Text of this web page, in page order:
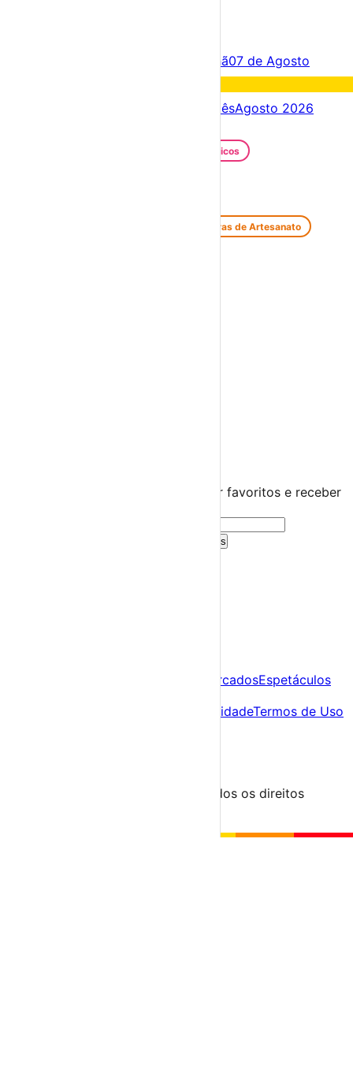
Amanhã07 de Agosto
Este mêsAgosto 2026
Festivais Gastronómicos
Feiras de Artesanato
Cria uma conta gratuita para guardar favoritos e receber
Criar Conta Grátis
Feiras e MercadosEspetáculos
Política de PrivacidadeTermos de Uso
© 2023-2026 aondevamos.pt — Todos os direitos